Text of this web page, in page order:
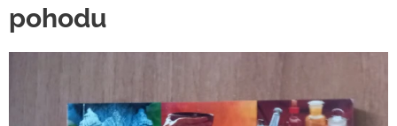
pohodu